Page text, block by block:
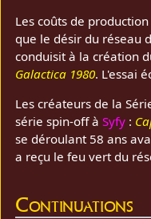
Les coûts de
que le désir du réseau
conduisit à la création
Galactica 1980. L'essai
Les créateurs de la
série spin-off àSyfy :
se déroulant 58 ans
a reçu le feu vert du
Continuations